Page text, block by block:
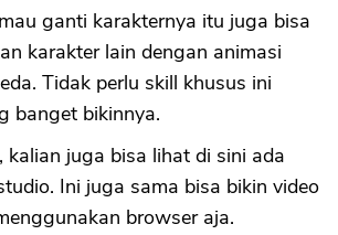
ganti karakternya itu juga bisa
karakter lain dengan animasi
Tidak perlu skill khusus ini
banget bikinnya.
kalian juga bisa lihat di sini ada
Ini juga sama bisa bikin video
browser aja.